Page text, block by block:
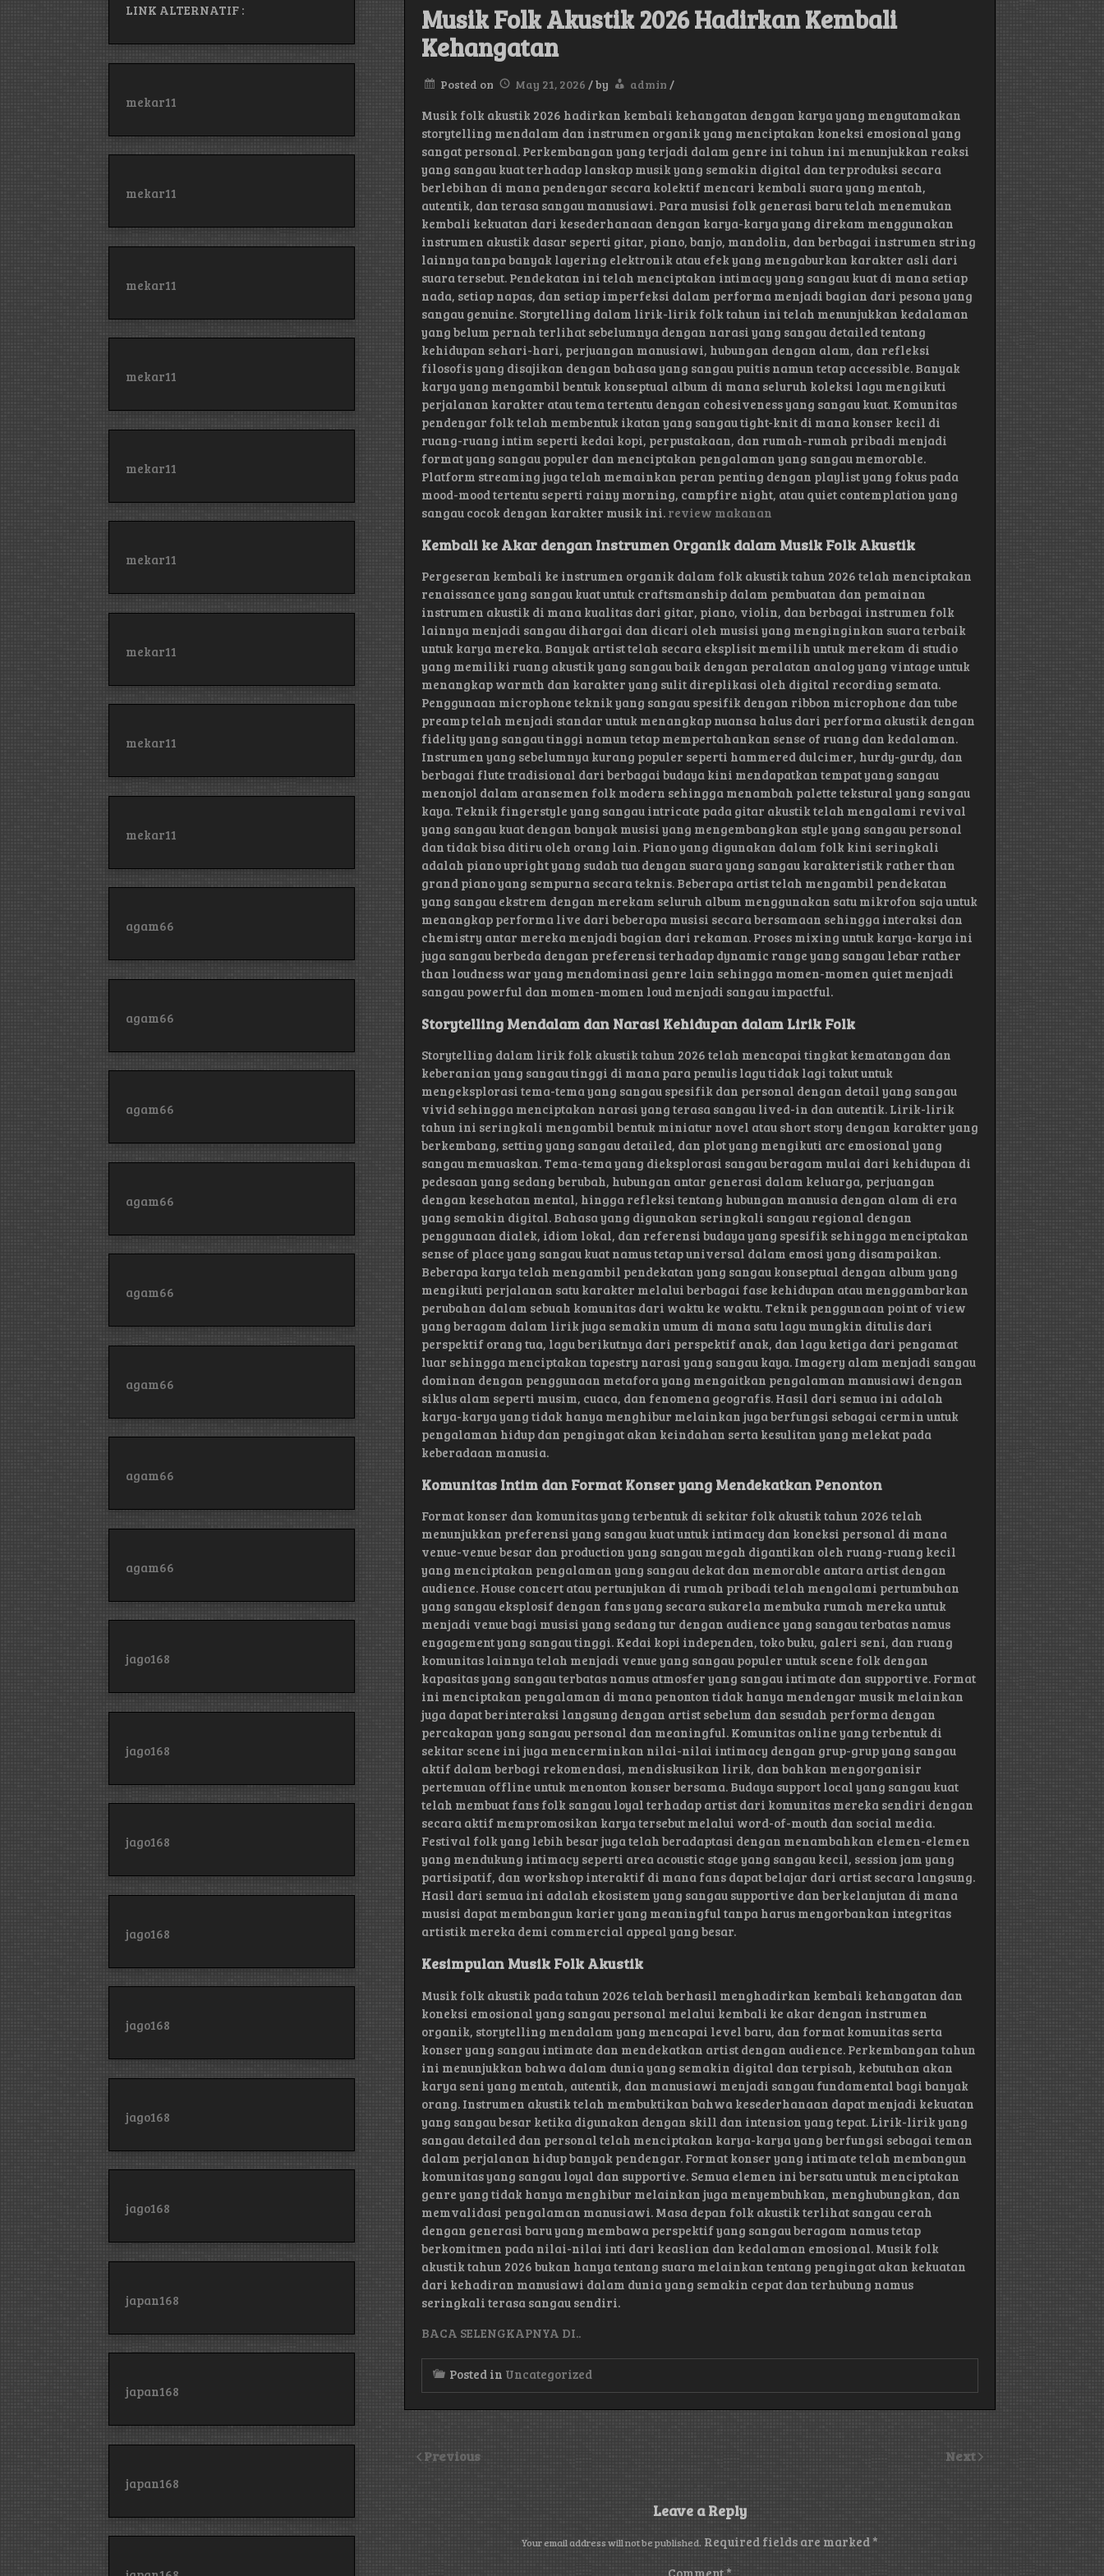
Musik Folk Akustik 2026 Hadirkan Kembali
Kehangatan
Posted on May 21, 2026 /by admin /
Musik folk akustik 2026 hadirkan kembali kehangatan dengan karya yang mengutamakan
storytelling mendalam dan instrumen organik yang menciptakan koneksi emosional yang
sangat personal. Perkembangan yang terjadi dalam genre ini tahun ini menunjukkan reaksi
yang sangau kuat terhadap lanskap musik yang semakin digital dan terproduksi secara
berlebihan di mana pendengar secara kolektif mencari kembali suara yang mentah,
autentik, dan terasa sangau manusiawi. Para musisi folk generasi baru telah menemukan
kembali kekuatan dari kesederhanaan dengan karya-karya yang direkam menggunakan
instrumen akustik dasar seperti gitar, piano, banjo, mandolin, dan berbagai instrumen string
lainnya tanpa banyak layering elektronik atau efek yang mengaburkan karakter asli dari
suara tersebut. Pendekatan ini telah menciptakan intimacy yang sangau kuat di mana setiap
nada, setiap napas, dan setiap imperfeksi dalam performa menjadi bagian dari pesona yang
sangau genuine. Storytelling dalam lirik-lirik folk tahun ini telah menunjukkan kedalaman
yang belum pernah terlihat sebelumnya dengan narasi yang sangau detailed tentang
kehidupan sehari-hari, perjuangan manusiawi, hubungan dengan alam, dan refleksi
filosofis yang disajikan dengan bahasa yang sangau puitis namun tetap accessible. Banyak
karya yang mengambil bentuk konseptual album di mana seluruh koleksi lagu mengikuti
perjalanan karakter atau tema tertentu dengan cohesiveness yang sangau kuat. Komunitas
pendengar folk telah membentuk ikatan yang sangau tight-knit di mana konser kecil di
ruang-ruang intim seperti kedai kopi, perpustakaan, dan rumah-rumah pribadi menjadi
format yang sangau populer dan menciptakan pengalaman yang sangau memorable.
Platform streaming juga telah memainkan peran penting dengan playlist yang fokus pada
mood-mood tertentu seperti rainy morning, campfire night, atau quiet contemplation yang
sangau cocok dengan karakter musik ini. review makanan
Kembali ke Akar dengan Instrumen Organik dalam Musik Folk Akustik
Pergeseran kembali ke instrumen organik dalam folk akustik tahun 2026 telah menciptakan
renaissance yang sangau kuat untuk craftsmanship dalam pembuatan dan pemainan
instrumen akustik di mana kualitas dari gitar, piano, violin, dan berbagai instrumen folk
lainnya menjadi sangau dihargai dan dicari oleh musisi yang menginginkan suara terbaik
untuk karya mereka. Banyak artist telah secara eksplisit memilih untuk merekam di studio
yang memiliki ruang akustik yang sangau baik dengan peralatan analog yang vintage untuk
menangkap warmth dan karakter yang sulit direplikasi oleh digital recording semata.
Penggunaan microphone teknik yang sangau spesifik dengan ribbon microphone dan tube
preamp telah menjadi standar untuk menangkap nuansa halus dari performa akustik dengan
fidelity yang sangau tinggi namun tetap mempertahankan sense of ruang dan kedalaman.
Instrumen yang sebelumnya kurang populer seperti hammered dulcimer, hurdy-gurdy, dan
berbagai flute tradisional dari berbagai budaya kini mendapatkan tempat yang sangau
menonjol dalam aransemen folk modern sehingga menambah palette tekstural yang sangau
kaya. Teknik fingerstyle yang sangau intricate pada gitar akustik telah mengalami revival
yang sangau kuat dengan banyak musisi yang mengembangkan style yang sangau personal
dan tidak bisa ditiru oleh orang lain. Piano yang digunakan dalam folk kini seringkali
adalah piano upright yang sudah tua dengan suara yang sangau karakteristik rather than
grand piano yang sempurna secara teknis. Beberapa artist telah mengambil pendekatan
yang sangau ekstrem dengan merekam seluruh album menggunakan satu mikrofon saja untuk
menangkap performa live dari beberapa musisi secara bersamaan sehingga interaksi dan
chemistry antar mereka menjadi bagian dari rekaman. Proses mixing untuk karya-karya ini
juga sangau berbeda dengan preferensi terhadap dynamic range yang sangau lebar rather
than loudness war yang mendominasi genre lain sehingga momen-momen quiet menjadi
sangau powerful dan momen-momen loud menjadi sangau impactful.
Storytelling Mendalam dan Narasi Kehidupan dalam Lirik Folk
Storytelling dalam lirik folk akustik tahun 2026 telah mencapai tingkat kematangan dan
keberanian yang sangau tinggi di mana para penulis lagu tidak lagi takut untuk
mengeksplorasi tema-tema yang sangau spesifik dan personal dengan detail yang sangau
vivid sehingga menciptakan narasi yang terasa sangau lived-in dan autentik. Lirik-lirik
tahun ini seringkali mengambil bentuk miniatur novel atau short story dengan karakter yang
berkembang, setting yang sangau detailed, dan plot yang mengikuti arc emosional yang
sangau memuaskan. Tema-tema yang dieksplorasi sangau beragam mulai dari kehidupan di
pedesaan yang sedang berubah, hubungan antar generasi dalam keluarga, perjuangan
dengan kesehatan mental, hingga refleksi tentang hubungan manusia dengan alam di era
yang semakin digital. Bahasa yang digunakan seringkali sangau regional dengan
penggunaan dialek, idiom lokal, dan referensi budaya yang spesifik sehingga menciptakan
sense of place yang sangau kuat namus tetap universal dalam emosi yang disampaikan.
Beberapa karya telah mengambil pendekatan yang sangau konseptual dengan album yang
mengikuti perjalanan satu karakter melalui berbagai fase kehidupan atau menggambarkan
perubahan dalam sebuah komunitas dari waktu ke waktu. Teknik penggunaan point of view
yang beragam dalam lirik juga semakin umum di mana satu lagu mungkin ditulis dari
perspektif orang tua, lagu berikutnya dari perspektif anak, dan lagu ketiga dari pengamat
luar sehingga menciptakan tapestry narasi yang sangau kaya. Imagery alam menjadi sangau
dominan dengan penggunaan metafora yang mengaitkan pengalaman manusiawi dengan
siklus alam seperti musim, cuaca, dan fenomena geografis. Hasil dari semua ini adalah
karya-karya yang tidak hanya menghibur melainkan juga berfungsi sebagai cermin untuk
pengalaman hidup dan pengingat akan keindahan serta kesulitan yang melekat pada
keberadaan manusia.
Komunitas Intim dan Format Konser yang Mendekatkan Penonton
Format konser dan komunitas yang terbentuk di sekitar folk akustik tahun 2026 telah
menunjukkan preferensi yang sangau kuat untuk intimacy dan koneksi personal di mana
venue-venue besar dan production yang sangau megah digantikan oleh ruang-ruang kecil
yang menciptakan pengalaman yang sangau dekat dan memorable antara artist dengan
audience. House concert atau pertunjukan di rumah pribadi telah mengalami pertumbuhan
yang sangau eksplosif dengan fans yang secara sukarela membuka rumah mereka untuk
menjadi venue bagi musisi yang sedang tur dengan audience yang sangau terbatas namus
engagement yang sangau tinggi. Kedai kopi independen, toko buku, galeri seni, dan ruang
komunitas lainnya telah menjadi venue yang sangau populer untuk scene folk dengan
kapasitas yang sangau terbatas namus atmosfer yang sangau intimate dan supportive. Format
ini menciptakan pengalaman di mana penonton tidak hanya mendengar musik melainkan
juga dapat berinteraksi langsung dengan artist sebelum dan sesudah performa dengan
percakapan yang sangau personal dan meaningful. Komunitas online yang terbentuk di
sekitar scene ini juga mencerminkan nilai-nilai intimacy dengan grup-grup yang sangau
aktif dalam berbagi rekomendasi, mendiskusikan lirik, dan bahkan mengorganisir
pertemuan offline untuk menonton konser bersama. Budaya support local yang sangau kuat
telah membuat fans folk sangau loyal terhadap artist dari komunitas mereka sendiri dengan
secara aktif mempromosikan karya tersebut melalui word-of-mouth dan social media.
Festival folk yang lebih besar juga telah beradaptasi dengan menambahkan elemen-elemen
yang mendukung intimacy seperti area acoustic stage yang sangau kecil, session jam yang
partisipatif, dan workshop interaktif di mana fans dapat belajar dari artist secara langsung.
Hasil dari semua ini adalah ekosistem yang sangau supportive dan berkelanjutan di mana
musisi dapat membangun karier yang meaningful tanpa harus mengorbankan integritas
artistik mereka demi commercial appeal yang besar.
Kesimpulan Musik Folk Akustik
Musik folk akustik pada tahun 2026 telah berhasil menghadirkan kembali kehangatan dan
koneksi emosional yang sangau personal melalui kembali ke akar dengan instrumen
organik, storytelling mendalam yang mencapai level baru, dan format komunitas serta
konser yang sangau intimate dan mendekatkan artist dengan audience. Perkembangan tahun
ini menunjukkan bahwa dalam dunia yang semakin digital dan terpisah, kebutuhan akan
karya seni yang mentah, autentik, dan manusiawi menjadi sangau fundamental bagi banyak
orang. Instrumen akustik telah membuktikan bahwa kesederhanaan dapat menjadi kekuatan
yang sangau besar ketika digunakan dengan skill dan intension yang tepat. Lirik-lirik yang
sangau detailed dan personal telah menciptakan karya-karya yang berfungsi sebagai teman
dalam perjalanan hidup banyak pendengar. Format konser yang intimate telah membangun
komunitas yang sangau loyal dan supportive. Semua elemen ini bersatu untuk menciptakan
genre yang tidak hanya menghibur melainkan juga menyembuhkan, menghubungkan, dan
memvalidasi pengalaman manusiawi. Masa depan folk akustik terlihat sangau cerah
dengan generasi baru yang membawa perspektif yang sangau beragam namus tetap
berkomitmen pada nilai-nilai inti dari keaslian dan kedalaman emosional. Musik folk
akustik tahun 2026 bukan hanya tentang suara melainkan tentang pengingat akan kekuatan
dari kehadiran manusiawi dalam dunia yang semakin cepat dan terhubung namus
seringkali terasa sangau sendiri.
BACA SELENGKAPNYA DI..
Posted in Uncategorized
Previous Next
Leave a Reply
Your email address will not be published. Required fields are marked*
LINK ALTERNATIF :
mekar11
mekar11
mekar11
mekar11
mekar11
mekar11
mekar11
mekar11
mekar11
agam66
agam66
agam66
agam66
agam66
agam66
agam66
agam66
jago168
jago168
jago168
jago168
jago168
jago168
jago168
japan168
japan168
japan168